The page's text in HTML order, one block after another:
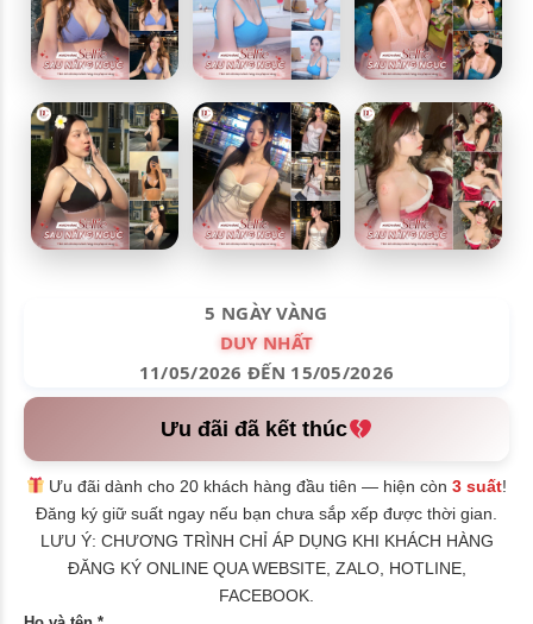
5 NGÀY VÀNG
DUY NHẤT
11/05/2026 ĐẾN 15/05/2026
Ưu đãi đã kết thúc
Ưu đãi dành cho 20 khách hàng đầu tiên — hiện còn3 suất!
Đăng ký giữ suất ngay nếu bạn chưa sắp xếp được thời gian.
LƯU Ý: CHƯƠNG TRÌNH CHỈ ÁP DỤNG KHI KHÁCH HÀNG
ĐĂNG KÝ ONLINE QUA WEBSITE, ZALO, HOTLINE,
FACEBOOK.